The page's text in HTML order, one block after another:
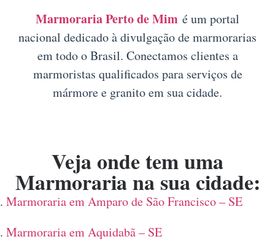
Marmoraria Perto de Mim é um portal
nacional dedicado à divulgação de marmorarias
em todo o Brasil. Conectamos clientes a
marmoristas qualificados para serviços de
mármore e granito em sua cidade.
Veja onde tem uma
Marmoraria na sua cidade:
Marmoraria em Amparo de São Francisco – SE
Marmoraria em Aquidabã – SE